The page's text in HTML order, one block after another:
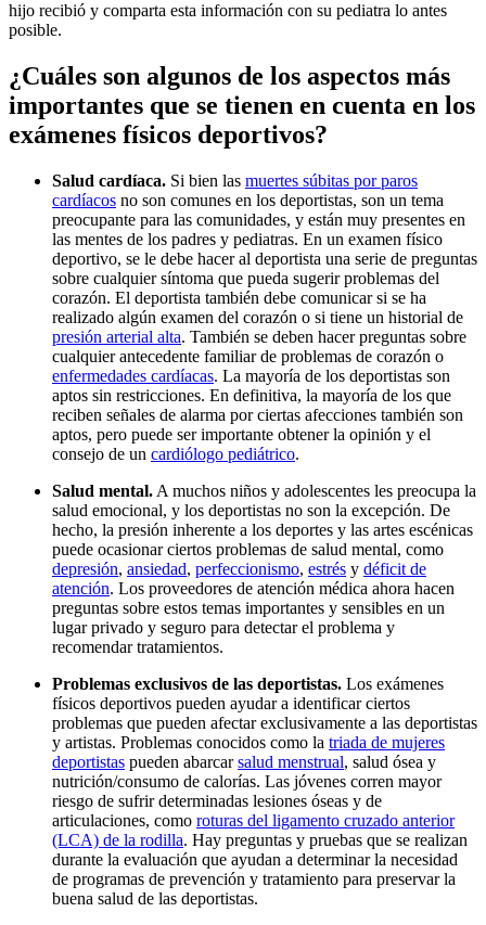
hijo recibió y comparta esta información con su pediatra lo antes
posible.
¿Cuáles son algunos de los aspectos más
importantes que se tienen en cuenta en los
exámenes físicos deportivos?
Salud cardíaca. Si bien las muertes súbitas por paros
cardíacos no son comunes en los deportistas, son un tema
preocupante para las comunidades, y están muy presentes en
las mentes de los padres y pediatras. En un examen físico
deportivo, se le debe hacer al deportista una serie de preguntas
sobre cualquier síntoma que pueda sugerir problemas del
corazón. El deportista también debe comunicar si se ha
realizado algún examen del corazón o si tiene un historial de
presión arterial alta. También se deben hacer preguntas sobre
cualquier antecedente familiar de problemas de corazón o
enfermedades cardíacas. La mayoría de los deportistas son
aptos sin restricciones. En definitiva, la mayoría de los que
reciben señales de alarma por ciertas afecciones también son
aptos, pero puede ser importante obtener la opinión y el
consejo de un cardiólogo pediátrico.
Salud mental. A muchos niños y adolescentes les preocupa la
salud emocional, y los deportistas no son la excepción. De
hecho, la presión inherente a los deportes y las artes escénicas
puede ocasionar ciertos problemas de salud mental, como
depresión, ansiedad, perfeccionismo, estrés y déficit de
atención. Los proveedores de atención médica ahora hacen
preguntas sobre estos temas importantes y sensibles en un
lugar privado y seguro para detectar el problema y
recomendar tratamientos.
Problemas exclusivos de las deportistas. Los exámenes
físicos deportivos pueden ayudar a identificar ciertos
problemas que pueden afectar exclusivamente a las deportistas
y artistas. Problemas conocidos como la triada de mujeres
deportistas pueden abarcarsalud menstrual, salud ósea y
nutrición/consumo de calorías. Las jóvenes corren mayor
riesgo de sufrir determinadas lesiones óseas y de
articulaciones, como roturas del ligamento cruzado anterior
(LCA) de la rodilla. Hay preguntas y pruebas que se realizan
durante la evaluación que ayudan a determinar la necesidad
de programas de prevención y tratamiento para preservar la
buena salud de las deportistas.